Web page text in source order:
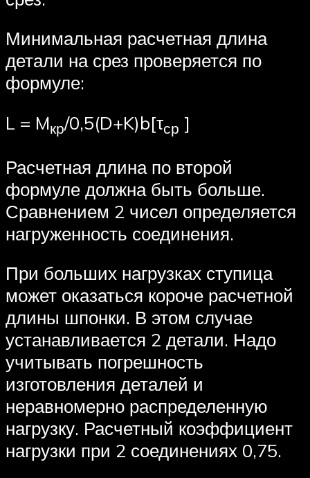
Минимальная расчетная длина
детали на срез проверяется по
формуле:
L = Mкр/0,5(D+K)b[τср ]
Расчетная длина по второй
формуле должна быть больше.
Сравнением 2 чисел определяется
нагруженность соединения.
При больших нагрузках ступица
может оказаться короче расчетной
длины шпонки. В этом случае
устанавливается 2 детали. Надо
учитывать погрешность
изготовления деталей и
неравномерно распределенную
нагрузку. Расчетный коэффициент
нагрузки при 2 соединениях 0,75.